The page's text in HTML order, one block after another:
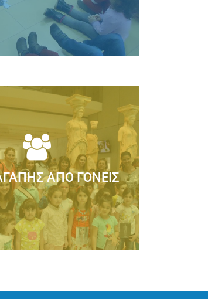
στα πλαίσια του σχολικού
την Παιδοψυχολόγο...
ΑΠΌ ΓΟΝΕΊΣ